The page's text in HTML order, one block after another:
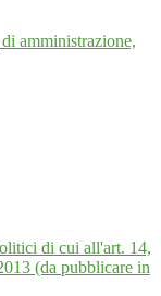
amministrazione,
di cui all'art. 14,
(da pubblicare in